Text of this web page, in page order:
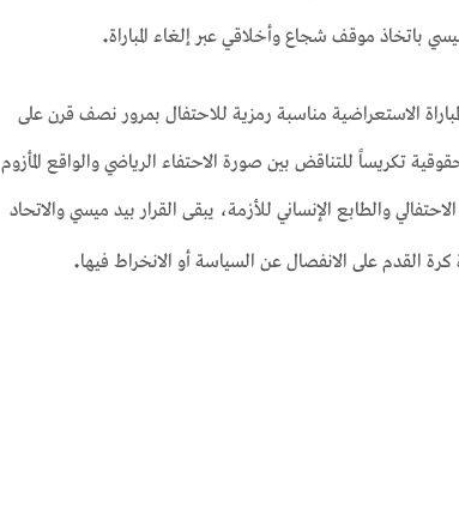
باتخاذ موقف شجاع وأخلاقي عبر إلغاء المباراة.
الاستعراضية مناسبة رمزية للاحتفال بمرور نصف قرن على
تكريساً للتناقض بين صورة الاحتفاء الرياضي والواقع المأزوم
والطابع الإنساني للأزمة، يبقى القرار بيد ميسي والاتحاد
كرة القدم على الانفصال عن السياسة أو الانخراط فيها.